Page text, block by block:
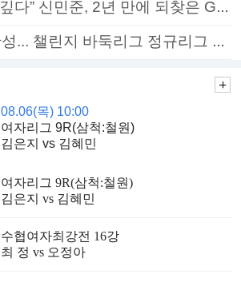
“정말 기쁘고 뜻깊다” 신민준, 2년 만에 되찾은 GS칼텍스배 정상
준PO 대진표 완성... 챌린지 바둑리그 정규리그 종료
08.06(목) 10:00
여자리그 9R(삼척:철원)
김은지 vs 김혜민
여자리그 9R(삼척:철원)
김은지 vs 김혜민
수협여자최강전 16강
최 정 vs 오정아